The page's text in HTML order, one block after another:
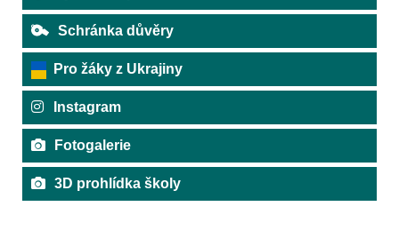
Schránka důvěry
Pro žáky z Ukrajiny
Instagram
Fotogalerie
3D prohlídka školy